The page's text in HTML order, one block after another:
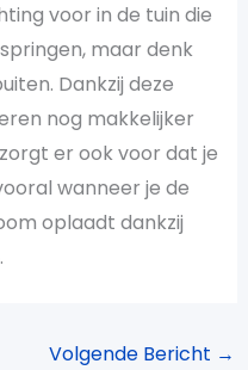
voor in de tuin die
maar denk
Dankzij deze
nog makkelijker
er ook voor dat je
wanneer je de
oplaadt dankzij
Volgende Bericht →